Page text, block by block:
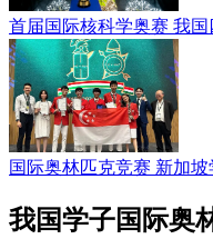
首届国际核科学奥赛 我国
国际奥林匹克竞赛 新加
我国学子国际奥